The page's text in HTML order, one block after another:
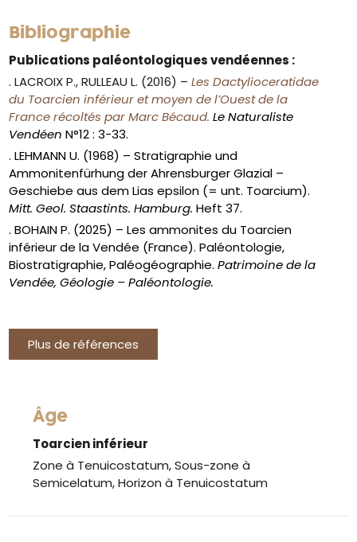
Bibliographie
Publications paléontologiques vendéennes :
. LACROIX P., RULLEAU L. (2016) – Les Dactylioceratidae
du Toarcien inférieur et moyen de l’Ouest de la
France récoltés par Marc Bécaud.Le Naturaliste
Vendéen N°12 : 3-33.
. LEHMANN U. (1968) – Stratigraphie und
Ammonitenfürhung der Ahrensburger Glazial –
Geschiebe aus dem Lias epsilon (= unt. Toarcium).
Mitt. Geol. Staastints. Hamburg. Heft 37.
. BOHAIN P. (2025) – Les ammonites du Toarcien
inférieur de la Vendée (France). Paléontologie,
Biostratigraphie, Paléogéographie.Patrimoine de la
Vendée, Géologie – Paléontologie.
Plus de références
Âge
Toarcien inférieur
Zone à Tenuicostatum, Sous-zone à
Semicelatum, Horizon à Tenuicostatum